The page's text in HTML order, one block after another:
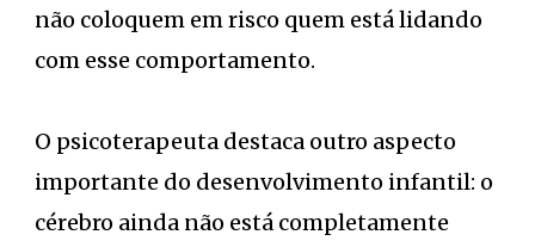
não coloquem em risco quem está lidando
com esse comportamento.
O psicoterapeuta destaca outro aspecto
importante do desenvolvimento infantil: o
cérebro ainda não está completamente